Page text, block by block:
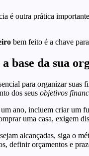
é outra prática
bem feito é a chave
base da sua
para organizar suas
dos seus objetivos
ano, incluem criar um
uma casa, exigem
sejam alcançadas, siga o
definir orçamentos e